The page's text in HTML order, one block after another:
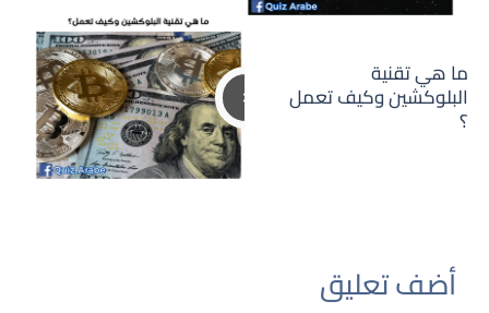
ما هي تقنية
البلوكشين وكيف تعمل
؟
أضف تعليق